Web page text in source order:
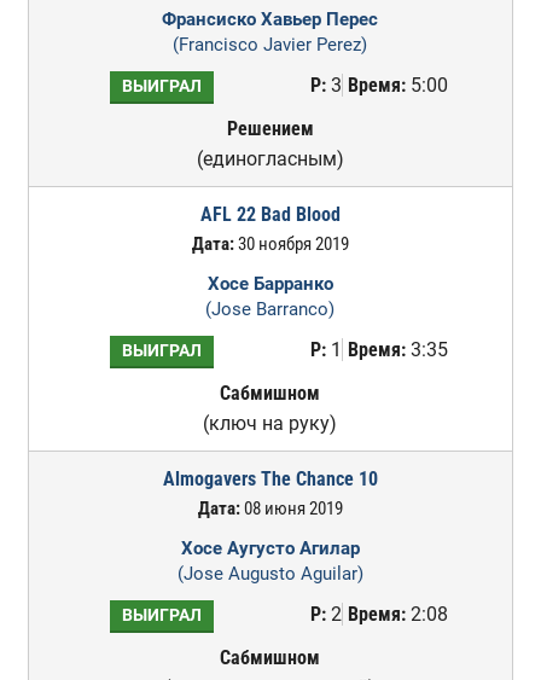
Франсиско Хавьер Перес
(Francisco Javier Perez)
ВЫИГРАЛ Р:3 Время:5:00
Решением
(единогласным)
AFL 22 Bad Blood
Дата:30 ноября 2019
Хосе Барранко
(Jose Barranco)
ВЫИГРАЛ Р:1 Время:3:35
Сабмишном
(ключ на руку)
Almogavers The Chance 10
Дата:08 июня 2019
Хосе Аугусто Агилар
(Jose Augusto Aguilar)
ВЫИГРАЛ Р:2 Время:2:08
Сабмишном